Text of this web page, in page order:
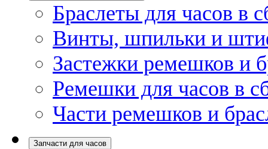
Браслеты для часов в
Винты, шпильки и
Застежки ремешков и
Ремешки для часов в
Части ремешков и
Запчасти для часов